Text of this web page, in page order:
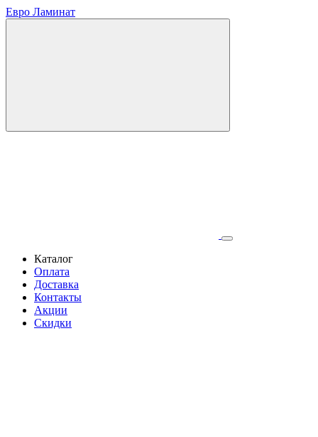
Евро Ламинат
Каталог
Оплата
Доставка
Контакты
Акции
Скидки